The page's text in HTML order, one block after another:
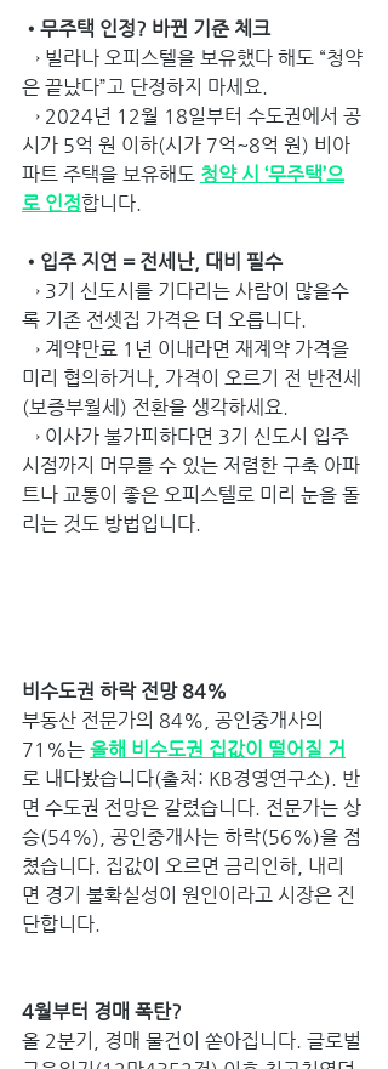
•무주택 인정? 바뀐 기준 체크
→ 빌라나 오피스텔을 보유했다 해도 “청약
은 끝났다”고 단정하지 마세요.
→ 2024년 12월 18일부터 수도권에서 공
시가 5억 원 이하(시가 7억~8억 원) 비아
파트 주택을 보유해도 청약 시 ‘무주택’으
로 인정합니다.
•입주 지연 = 전세난, 대비 필수
→ 3기 신도시를 기다리는 사람이 많을수
록 기존 전셋집 가격은 더 오릅니다.
→ 계약만료 1년 이내라면 재계약 가격을
미리 협의하거나, 가격이 오르기 전 반전세
(보증부월세) 전환을 생각하세요.
→ 이사가 불가피하다면 3기 신도시 입주
시점까지 머무를 수 있는 저렴한 구축 아파
트나 교통이 좋은 오피스텔로 미리 눈을 돌
리는 것도 방법입니다.
비수도권 하락 전망 84%
부동산 전문가의 84%, 공인중개사의
71%는 올해 비수도권 집값이 떨어질 거
로 내다봤습니다(출처: KB경영연구소). 반
면 수도권 전망은 갈렸습니다. 전문가는 상
승(54%), 공인중개사는 하락(56%)을 점
쳤습니다. 집값이 오르면 금리인하, 내리
면 경기 불확실성이 원인이라고 시장은 진
단합니다.
4월부터 경매 폭탄?
올 2분기, 경매 물건이 쏟아집니다. 글로벌